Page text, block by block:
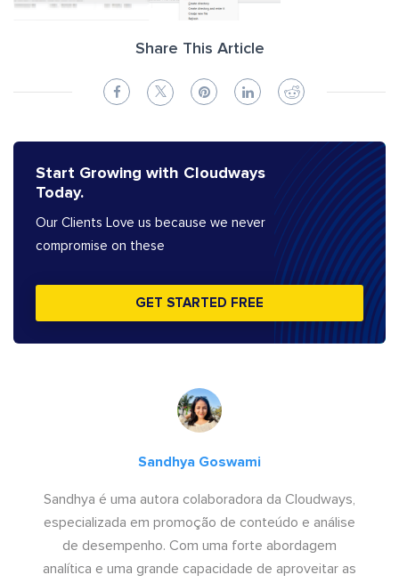
Share This Article
Start Growing with Cloudways
Today.
Our Clients Love us because we never
compromise on these
GET STARTED FREE
Sandhya Goswami
Sandhya é uma autora colaboradora da Cloudways,
especializada em promoção de conteúdo e análise
de desempenho. Com uma forte abordagem
analítica e uma grande capacidade de aproveitar as